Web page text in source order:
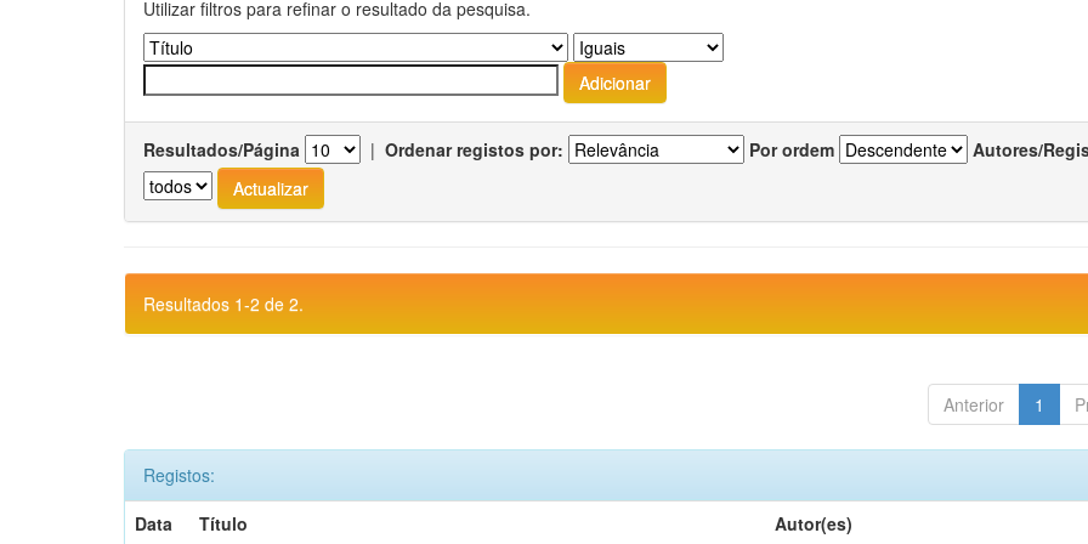
Utilizar filtros para refinar o resultado da pesquisa.
Resultados/Página | Ordenar registos por: Por ordem Autores/
Resultados 1-2 de 2.
Anterior 1
Registos:
Data
Título Autor(es)